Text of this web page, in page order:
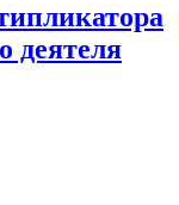
деятеля